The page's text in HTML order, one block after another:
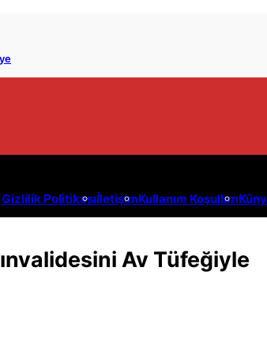
Gizlilik PolitikasıİletişimKullanım Koşulları
Av Tüfeğiyle